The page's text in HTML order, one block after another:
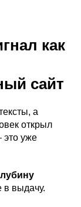
как
сайт
а
открыл
это уже
в выдачу.